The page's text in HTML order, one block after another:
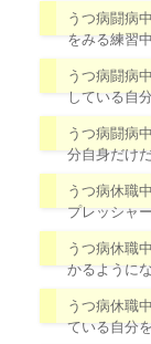
うつ病闘病
をみる練習
うつ病闘病
している自
うつ病闘病
分自身だけ
うつ病休職
プレッシャ
うつ病休職
かるように
うつ病休職
ている自分